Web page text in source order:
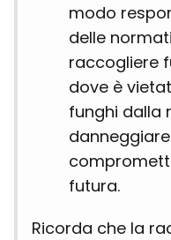
modo
delle
raccogliere
dove è
funghi dalla
futura.
Ricorda che la